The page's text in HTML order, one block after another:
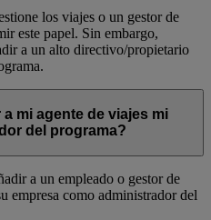
los viajes o un gestor de
este papel. Sin embargo,
a un alto directivo/propietario
mi agente de viajes mi
del programa?
a un empleado o gestor de
empresa como administrador del